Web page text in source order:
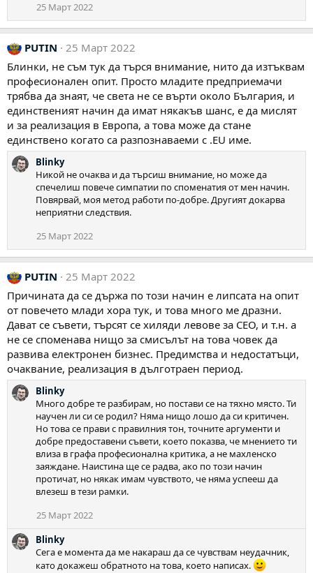
25 Март 2022
PUTIN
25 Март 2022
Блинки, не съм тук да търся внимание, нито да изтъквам
професионален опит. Просто младите предприемачи
трябва да знаят, че света не се върти около България, и
единственият начин да имат някакъв шанс, е да мислят
и за реализация в Европа, а това може да стане
единствено когато са разпознаваеми с .EU име.
Blinky
Никой не очаква и да търсиш внимание, но може да
спечелиш повече симпатии по споменатия от мен начин.
Повярвай, моя метод работи по-добре. Другият докарва
неприятни следствия.
25 Март 2022
PUTIN
25 Март 2022
Причината да се държа по този начин е липсата на опит
от повечето млади хора тук, и това много ме дразни.
Дават се съвети, търсят се хиляди левове за СЕО, и т.н. а
не се споменава нищо за смисълът на това човек да
развива електронен бизнес. Предимства и недостатъци,
очаквание, реализация в дълготраен период.
Blinky
Много добре те разбирам, но постави се на тяхно място. Ти
научен ли си се родил? Няма нищо лошо да си критичен.
Но това се прави с правилния тон, точните аргументи и
добре предоставени съвети, което показва, че мнението ти
влиза в графа професионална критика, а не махленско
заяждане. Наистина ще се радва, ако по този начин
протичат, но някак имам чувството, че няма успееш да
влезеш в тези рамки.
25 Март 2022
Blinky
Сега е момента да ме накараш да се чувствам неудачник,
като докажеш обратното на това, което написах.